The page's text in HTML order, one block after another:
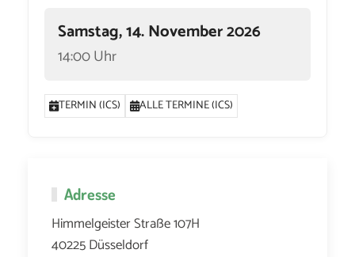
Samstag, 14. November 2026
14:00 Uhr
TERMIN (ICS) ALLE TERMINE (ICS)
Adresse
Himmelgeister Straße 107H
40225 Düsseldorf